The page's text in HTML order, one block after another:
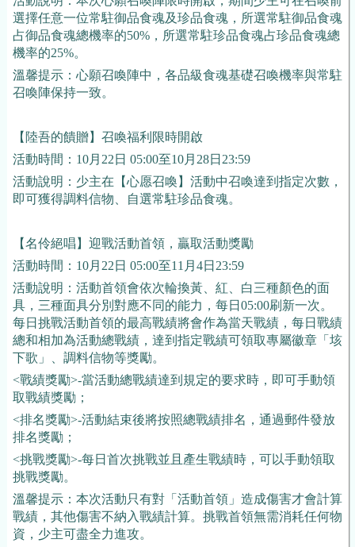
選擇任意一位常駐御品食魂及珍品食魂，所選常駐御品食魂
占御品食魂總機率的50%，所選常駐珍品食魂占珍品食魂總
機率的25%。
溫馨提示：心願召喚陣中，各品級食魂基礎召喚機率與常駐
召喚陣保持一致。
【陸吾的饋贈】召喚福利限時開啟
活動時間：10月22日 05:00至10月28日23:59
活動說明：少主在【心愿召喚】活動中召喚達到指定次數，
即可獲得調料信物、自選常駐珍品食魂。
【名伶絕唱】迎戰活動首領，贏取活動獎勵
活動時間：10月22日 05:00至11月4日23:59
活動說明：活動首領會依次輪換黃、紅、白三種顏色的面
具，三種面具分別對應不同的能力，每日05:00刷新一次。
每日挑戰活動首領的最高戰績將會作為當天戰績，每日戰績
總和相加為活動總戰績，達到指定戰績可領取專屬徽章「垓
下歌」、調料信物等獎勵。
<戰績獎勵>-當活動總戰績達到規定的要求時，即可手動領
取戰績獎勵；
<排名獎勵>-活動結束後將按照總戰績排名，通過郵件發放
排名獎勵；
<挑戰獎勵>-每日首次挑戰並且產生戰績時，可以手動領取
挑戰獎勵。
溫馨提示：本次活動只有對「活動首領」造成傷害才會計算
戰績，其他傷害不納入戰績計算。挑戰首領無需消耗任何物
資，少主可盡全力進攻。